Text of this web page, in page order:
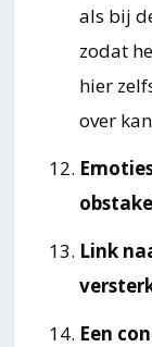
als bij
zodat
hier
over
Link
Een